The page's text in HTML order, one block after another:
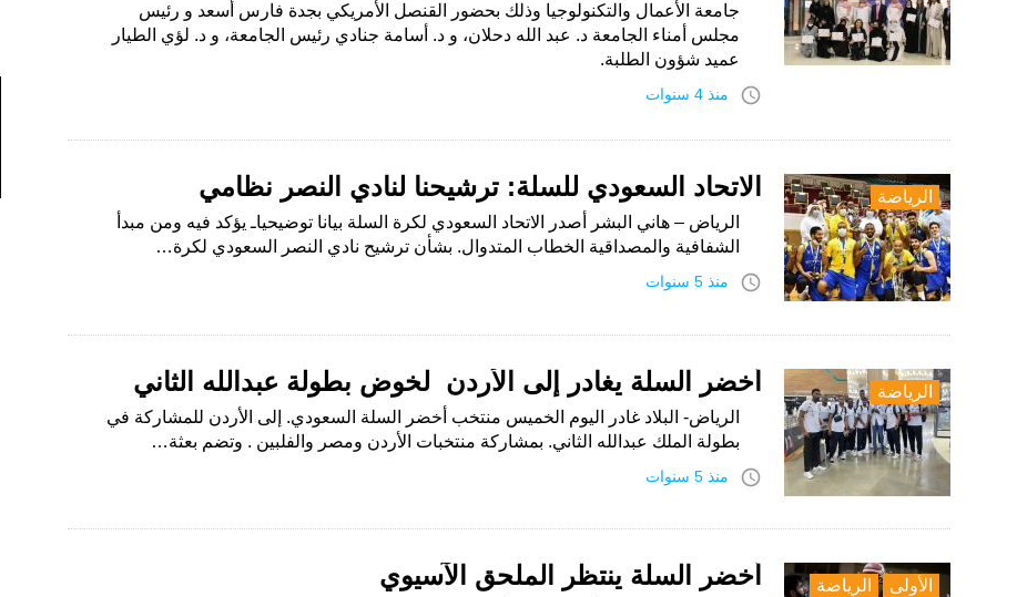
جامعة الأعمال والتكنولوجيا وذلك بحضور القنصل الأمريكي بجدة فارس أسعد و رئيس
مجلس أمناء الجامعة د. عبد الله دحلان، و د. أسامة جنادي رئيس الجامعة، و د. لؤي الطيار
عميد شؤون الطلبة.
access_time منذ 4 سنوات
الرياضة الاتحاد السعودي للسلة: ترشيحنا لنادي النصر نظامي
الرياض – هاني البشر أصدر الاتحاد السعودي لكرة السلة بيانا توضيحياـ يؤكد فيه ومن مبدأ
الشفافية والمصداقية الخطاب المتدوال. بشأن ترشيح نادي النصر السعودي لكرة…
access_time منذ 5 سنوات
الرياضة أخضر السلة يغادر إلى الأردن لخوض بطولة عبدالله الثاني
الرياض- البلاد غادر اليوم الخميس منتخب أخضر السلة السعودي. إلى الأردن للمشاركة في
بطولة الملك عبدالله الثاني. بمشاركة منتخبات الأردن ومصر والفلبين . وتضم بعثة…
access_time منذ 5 سنوات
الأولى
الرياضة
أخضر السلة ينتظر الملحق الآسيوي